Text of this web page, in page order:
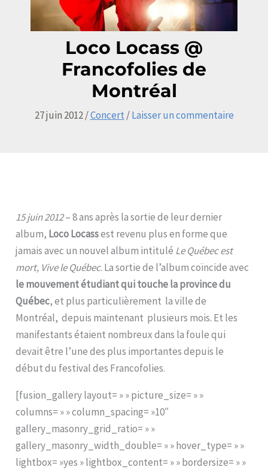
Loco Locass @
Francofolies de
Montréal
27 juin 2012/Concert /Laisser un commentaire
15 juin 2012– 8 ans après la sortie de leur dernier
album, Loco Locassest revenu plus en forme que
jamais avec un nouvel album intitulé Le Québec est
mort, Vive le Québec. La sortie de l’album coïncide avec
le mouvement étudiant qui touche la province du
Québec, et plus particulièrement la ville de
Montréal, depuis maintenant plusieurs mois. Et les
manifestants étaient nombreux dans la foule qui
devait être l’une des plus importantes depuis le
début du festival des Francofolies.
[fusion_gallery layout= » » picture_size= » »
columns= » » column_spacing= »10″
gallery_masonry_grid_ratio= » »
gallery_masonry_width_double= » » hover_type= » »
lightbox= »yes » lightbox_content= » » bordersize= » »